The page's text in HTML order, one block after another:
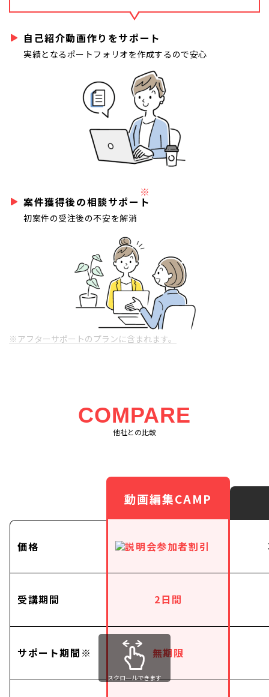
自己紹介動画作りをサポート
実績となるポートフォリオを作成するので安心
案件獲得後の相談サポート
※
初案件の受注後の不安を解消
※アフターサポートのプランに含まれます。
COMPARE
他社との比較
価格
受講期間
サポート期間※
動画編集CAMP
2日間
無期限
スクロールできます